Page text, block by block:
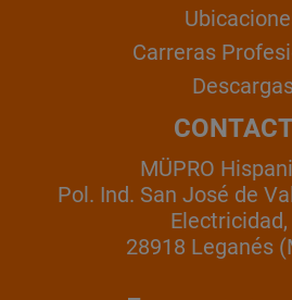
Carreras
MÜPRO
Pol. Ind. San José de
Electricidad,
28918 Leganés